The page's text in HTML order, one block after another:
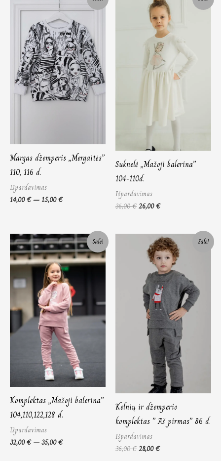
Margas džemperis „Mergaitės”
110, 116 d.
Išpardavimas
14,00€–15,00€
14,00 €
through
15,00 €
Suknelė „Mažoji balerina”
104-110d.
Išpardavimas
36,00€
price
was:
36,00 €.
26,00€
price
is:
26,00 €.
Sale!
Komplektas „Mažoji balerina”
104,110,122,128 d.
Išpardavimas
32,00€–35,00€
Price
range:
32,00 €
through
35,00 €
Sale!
Kelnių ir džemperio
komplektas ” Aš pirmas” 86 d.
Išpardavimas
36,00€
Original
price
was:
36,00 €.
28,00€
Current
price
is:
28,00 €.